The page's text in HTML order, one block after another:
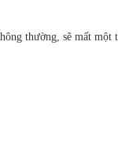
thường, sẽ mất